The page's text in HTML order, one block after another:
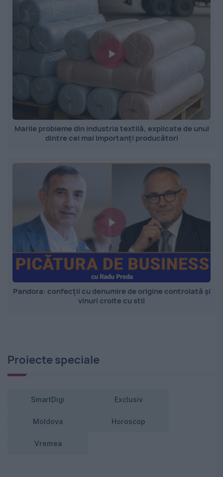
Marile probleme din industria textilă, explicate de unul
dintre cei mai importanți producători
Pandora: confecții cu denumire de origine controlată și
vinuri croite cu stil
Proiecte speciale
SmartDigi Exclusiv
Moldova Horoscop
Vremea